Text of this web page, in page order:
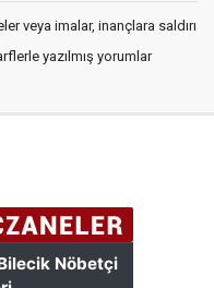
veya imalar, inançlara saldırı
yazılmış yorumlar